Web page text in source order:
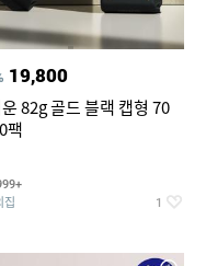
19,800
82g 골드 블랙 캡형 70
팩
집 1